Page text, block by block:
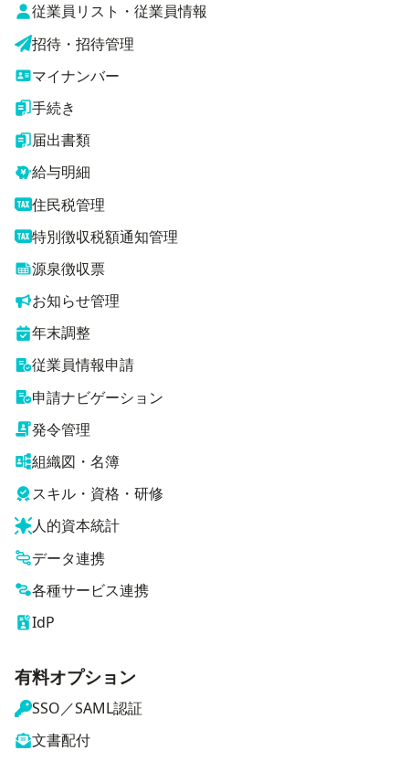
従業員リスト・従業員情報
招待・招待管理
マイナンバー
手続き
届出書類
給与明細
住民税管理
特別徴収税額通知管理
源泉徴収票
お知らせ管理
年末調整
従業員情報申請
申請ナビゲーション
発令管理
組織図・名簿
スキル・資格・研修
人的資本統計
データ連携
各種サービス連携
IdP
有料オプション
SSO／SAML認証
文書配付